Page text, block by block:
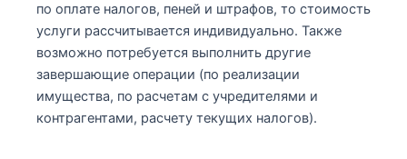
по оплате налогов, пеней и штрафов, то стоимость
услуги рассчитывается индивидуально. Также
возможно потребуется выполнить другие
завершающие операции (по реализации
имущества, по расчетам с учредителями и
контрагентами, расчету текущих налогов).